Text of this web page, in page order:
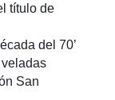
título de
del 70’
San